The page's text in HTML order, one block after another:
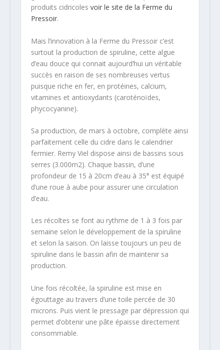
produits cidricoles voir le site de la Ferme du
Pressoir.
Mais l’innovation à la Ferme du Pressoir c’est
surtout la production de spiruline, cette algue
d’eau douce qui connait aujourd’hui un véritable
succès en raison de ses nombreuses vertus
puisque riche en fer, en protéines, calcium,
vitamines et antioxydants (caroténoïdes,
phycocyanine).
Sa production, de mars à octobre, complète ainsi
parfaitement celle du cidre dans le calendrier
fermier. Remy Viel dispose ainsi de bassins sous
serres (3.000m2). Chaque bassin, d’une
profondeur de 15 à 20cm d’eau à 35° est équipé
d’une roue à aube pour assurer une circulation
d’eau.
Les récoltes se font au rythme de 1 à 3 fois par
semaine selon le développement de la spiruline
et selon la saison. On laisse toujours un peu de
spiruline dans le bassin afin de maintenir sa
production.
Une fois récoltée, la spiruline est mise en
égouttage au travers d’une toile percée de 30
microns. Puis vient le pressage par dépression qui
permet d’obtenir une pâte épaisse directement
consommable.